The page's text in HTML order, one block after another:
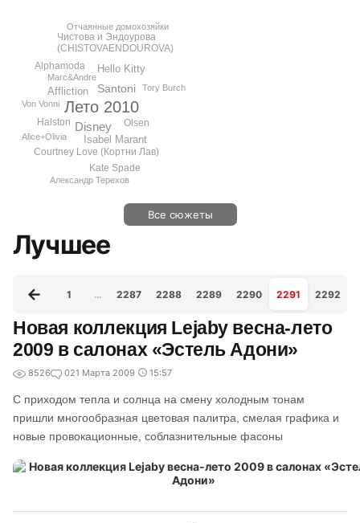
Лето 2010
Disney
Santoni
Isabel Marant
Affliction
Hello Kitty
Halston Olsen
Courtney Love (Кортни Лав)
Чистова и Эндоурова
(CHISTOVAENDOUROVA)
Kate Spade
Alphamoda
Von Vonni
Marc&Andre
Tory Burch
Александр Терехов
Отчаянные домохозяйки
Alice+Olivia
Все сюжеты
Лучшее
1 … 2287 2288 2289 2290 2291 2292
Новая коллекция Lejaby весна-лето
2009 в салонах «Эстель Адони»
8526 021 Марта 2009 15:57
С приходом тепла и солнца на смену холодным тонам
пришли многообразная цветовая палитра, смелая графика и
новые провокационные, соблазнительные фасоны